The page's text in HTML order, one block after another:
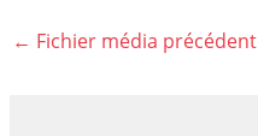
← Fichier média précédent